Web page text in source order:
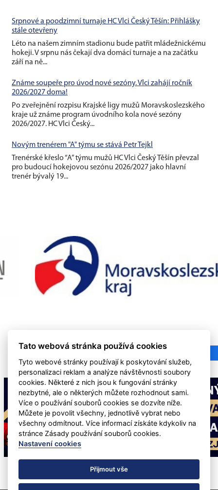
Srpnové a poodzimní turnaje HC Vlci Český Těšín: Přihlášky
stále otevřeny
Léto na našem zimním stadionu bude patřit mládežnickému
hokeji. V srpnu nás čekají dva domácí turnaje a na začátku
září na ně...
Známe soupeře pro úvod nové sezóny. Vlci zahájí ročník
2026/2027 doma!
Po zveřejnění rozpisu Krajské ligy mužů Moravskoslezského
kraje už známe program úvodního kola nové sezóny
2026/2027. HC Vlci Český...
Novým trenérem "A" týmu se stává Petr Tejkl
Trenérské křeslo “A” týmu mužů HC Vlci Český Těšín převzal
pro budoucí hokejovou sezónu 2026/2027 jako hlavní
trenér bývalý 19...
Tato webová stránka používá cookies
Tyto webové stránky používají k poskytování služeb,
personalizaci reklam a analýze návštěvnosti soubory
cookies. Některé z nich jsou k fungování stránky
nezbytné, ale o některých můžete rozhodnout sami.
Více o používání souborů cookies se dozvíte níže.
Můžete je povolit všechny, jednotlivě vybrat nebo
všechny odmítnout. Více informací získáte kdykoliv na
stránce Zásady používání souborů cookies.
Nastavení cookies
Přijmout vše